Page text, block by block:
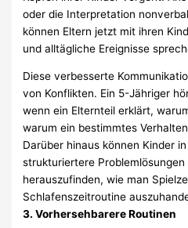
oder die Interpretation
können Eltern jetzt mit ihren
und alltägliche Ereignisse
Diese verbesserte
von Konflikten. Ein 5-Jähriger
wenn ein Elternteil erklärt,
warum ein bestimmtes
Darüber hinaus können Kinder
strukturiertere Problemlösungen
herauszufinden, wie man
Schlafenszeitroutine
3. Vorhersehbarere Routinen